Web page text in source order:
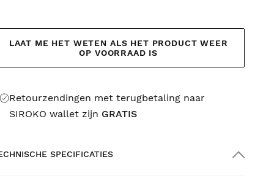
LAAT ME HET WETEN ALS HET PRODUCT WEER
OP VOORRAAD IS
Retourzendingen met terugbetaling naar
SIROKO wallet zijn GRATIS
SPECIFICATIES